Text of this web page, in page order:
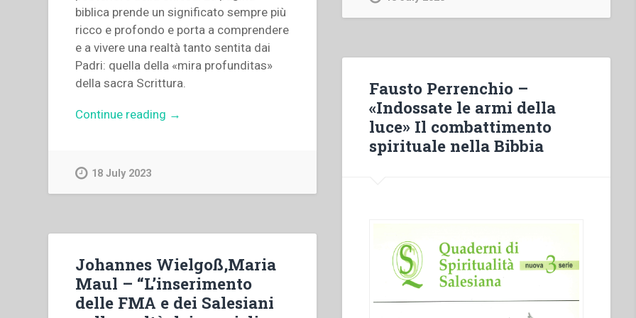
biblica prende un significato sempre più
ricco e profondo e porta a comprendere
e a vivere una realtà tanto sentita dai
Padri: quella della «mira profunditas»
della sacra Scrittura.
Continue reading “Giorgio
di
vita».
La
spiritualità
eucaristica
→
18 July 2023
Proposte
vita
cristiana
in
un
Fausto Perrenchio –
«Indossate le armi della
luce» Il combattimento
spirituale nella Bibbia
Johannes Wielgoß,Maria
Maul – “L’inserimento
delle FMA e dei Salesiani